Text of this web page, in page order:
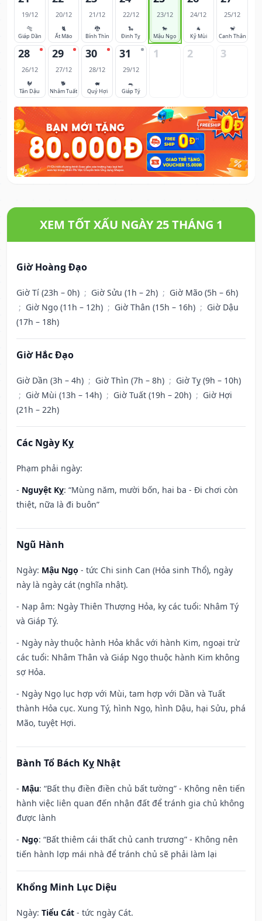
19/12
🐅
Giáp Dần
20/12
🐈
Ất Mão
21/12
🐉
Bính Thìn
22/12
🐍
Đinh Tỵ
23/12
🐎
Mậu Ngọ
24/12
🐐
Kỷ Mùi
25/12
🐒
Canh Thân
28
26/12
🐓
Tân Dậu
29
27/12
🐕
Nhâm Tuất
30
28/12
🐖
Quý Hợi
31
29/12
🐀
Giáp Tý
1 2 3
XEM TỐT XẤU NGÀY 25 THÁNG 1
Giờ Hoàng Đạo
Giờ Tí (23h – 0h) ; Giờ Sửu (1h – 2h) ; Giờ Mão (5h – 6h)
; Giờ Ngọ (11h – 12h) ; Giờ Thân (15h – 16h) ; Giờ Dậu
(17h – 18h)
Giờ Hắc Đạo
Giờ Dần (3h – 4h) ; Giờ Thìn (7h – 8h) ; Giờ Tỵ (9h – 10h)
; Giờ Mùi (13h – 14h) ; Giờ Tuất (19h – 20h) ; Giờ Hợi
(21h – 22h)
Các Ngày Kỵ
Phạm phải ngày:
- Nguyệt Kỵ: “Mùng năm, mười bốn, hai ba - Đi chơi còn
thiệt, nữa là đi buôn”
Ngũ Hành
Ngày: Mậu Ngọ - tức Chi sinh Can (Hỏa sinh Thổ), ngày
này là ngày cát (nghĩa nhật).
- Nạp âm: Ngày Thiên Thượng Hỏa, kỵ các tuổi: Nhâm Tý
và Giáp Tý.
- Ngày này thuộc hành Hỏa khắc với hành Kim, ngoại trừ
các tuổi: Nhâm Thân và Giáp Ngọ thuộc hành Kim không
sợ Hỏa.
- Ngày Ngọ lục hợp với Mùi, tam hợp với Dần và Tuất
thành Hỏa cục. Xung Tý, hình Ngọ, hình Dậu, hại Sửu, phá
Mão, tuyệt Hợi.
Bành Tổ Bách Kỵ Nhật
- Mậu: “Bất thụ điền điền chủ bất tường” - Không nên tiến
hành việc liên quan đến nhận đất để tránh gia chủ không
được lành
- Ngọ: “Bất thiêm cái thất chủ canh trương” - Không nên
tiến hành lợp mái nhà để tránh chủ sẽ phải làm lại
Khổng Minh Lục Diệu
Ngày: Tiểu Cát - tức ngày Cát.